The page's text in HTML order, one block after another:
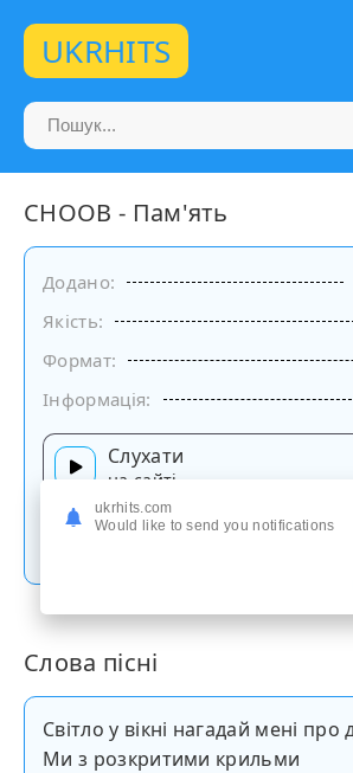
UKRHITS
CHOOB - Пам'ять
Додано:
Якість:
Формат:
Інформація:
Слухати
на сайті
Скачати пісню
Слова пісні
Світло у вікні нагадай мені про
Ми з розкритими крильми
ukrhits.com
Would like to send you notifications